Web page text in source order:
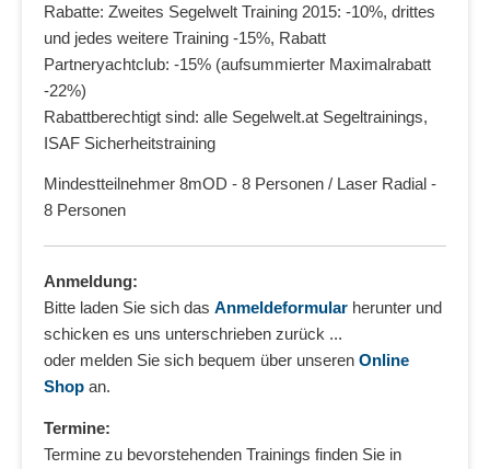
Rabatte: Zweites Segelwelt Training 2015: -10%, drittes
und jedes weitere Training -15%, Rabatt
Partneryachtclub: -15% (aufsummierter Maximalrabatt
-22%)
Rabattberechtigt sind: alle Segelwelt.at Segeltrainings,
ISAF Sicherheitstraining
Mindestteilnehmer 8mOD - 8 Personen / Laser Radial -
8 Personen
Anmeldung:
Bitte laden Sie sich das Anmeldeformular herunter und
schicken es uns unterschrieben zurück ...
oder melden Sie sich bequem über unseren Online
Shop an.
Termine:
Termine zu bevorstehenden Trainings finden Sie in